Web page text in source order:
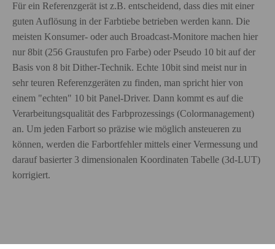
Für ein Referenzgerät ist z.B. entscheidend, dass dies mit einer
guten Auflösung in der Farbtiebe betrieben werden kann. Die
meisten Konsumer- oder auch Broadcast-Monitore machen hier
nur 8bit (256 Graustufen pro Farbe) oder Pseudo 10 bit auf der
Basis von 8 bit Dither-Technik. Echte 10bit sind meist nur in
sehr teuren Referenzgeräten zu finden, man spricht hier von
einem "echten" 10 bit Panel-Driver. Dann kommt es auf die
Verarbeitungsqualität des Farbprozessings (Colormanagement)
an. Um jeden Farbort so präzise wie möglich ansteueren zu
können, werden die Farbortfehler mittels einer Vermessung und
darauf basierter 3 dimensionalen Koordinaten Tabelle (3d-LUT)
korrigiert.